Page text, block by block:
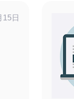
15日